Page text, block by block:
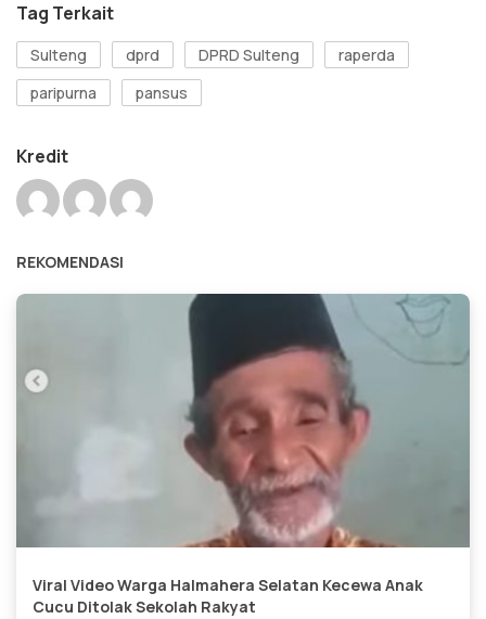
Tag Terkait
Sulteng dprd DPRD Sulteng
raperda
paripurna
pansus
Kredit
REKOMENDASI
Viral Video Warga Halmahera Selatan Kecewa Anak
Cucu Ditolak Sekolah Rakyat